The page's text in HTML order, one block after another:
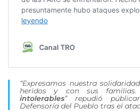
“Expresamos nuestra
heridos y con sus
intolerables” repudió
Defensoría del Pueblo tras el